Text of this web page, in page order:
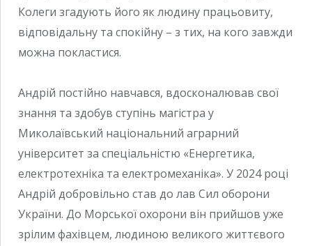
Колеги згадують його як людину працьовиту,
відповідальну та спокійну – з тих, на кого завжди
можна покластися.
Андрій постійно навчався, вдосконалював свої
знання та здобув ступінь магістра у
Миколаївський національний аграрний
університет за спеціальністю «Енергетика,
електротехніка та електромеханіка». У 2024 році
Андрій добровільно став до лав Сил оборони
України. До Морської охорони він прийшов уже
зрілим фахівцем, людиною великого життєвого